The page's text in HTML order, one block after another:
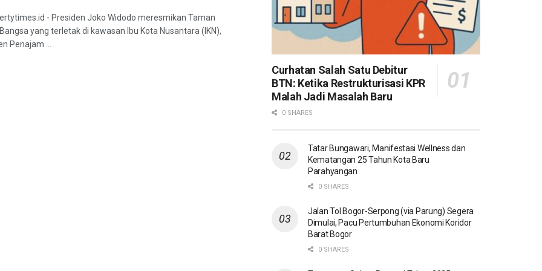
- Presiden Joko Widodo meresmikan Taman
yang terletak di kawasan Ibu Kota Nusantara (IKN),
Penajam ...
Curhatan Salah Satu Debitur
BTN: Ketika Restrukturisasi KPR
Malah Jadi Masalah Baru
0 SHARES
Tatar Bungawari, Manifestasi Wellness dan
Kematangan 25 Tahun Kota Baru
Parahyangan
0 SHARES
Jalan Tol Bogor-Serpong (via Parung) Segera
Dimulai, Pacu Pertumbuhan Ekonomi Koridor
Barat Bogor
0 SHARES